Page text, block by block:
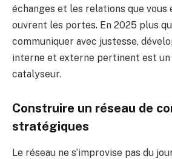
échanges et les relations que vous
ouvrent les portes. En 2025 plus
communiquer avec justesse,
interne et externe pertinent est
catalyseur.
Construire un réseau de
stratégiques
Le réseau ne s’improvise pas du